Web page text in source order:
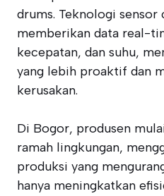
drums. Teknologi sensor
memberikan data real-
kecepatan, dan suhu,
yang lebih proaktif dan
kerusakan.
Di Bogor, produsen
ramah lingkungan,
produksi yang
hanya meningkatkan